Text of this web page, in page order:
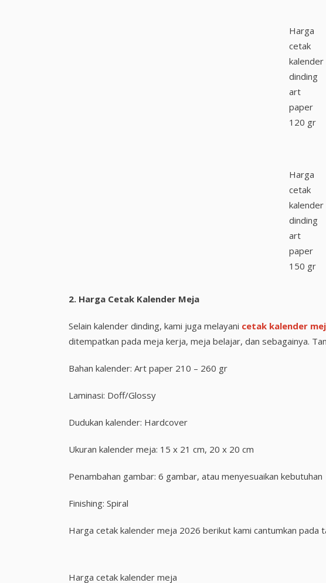
Harga
cetak
kalender
dinding
art
paper
120 gr
Harga
cetak
kalender
dinding
art
paper
150 gr
2. Harga Cetak Kalender Meja
Selain kalender dinding, kami juga melayani cetak kalender
ditempatkan pada meja kerja, meja belajar, dan sebagainya.
Bahan kalender: Art paper 210 – 260 gr
Laminasi: Doff/Glossy
Dudukan kalender: Hardcover
Ukuran kalender meja: 15 x 21 cm, 20 x 20 cm
Penambahan gambar: 6 gambar, atau menyesuaikan kebutuhan
Finishing: Spiral
Harga cetak kalender meja 2026 berikut kami cantumkan pada
Harga cetak kalender meja